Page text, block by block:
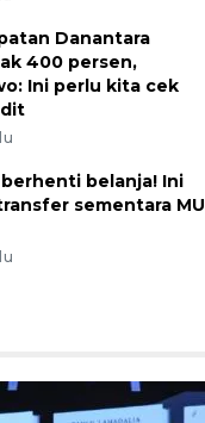
Danantara
400 persen,
Ini perlu kita cek
belanja! Ini
sementara MU